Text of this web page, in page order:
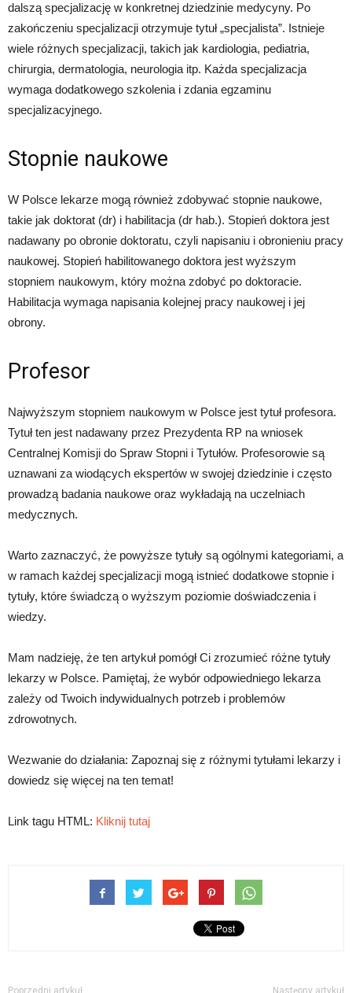
dalszą specjalizację w konkretnej dziedzinie medycyny. Po
zakończeniu specjalizacji otrzymuje tytuł „specjalista”. Istnieje
wiele różnych specjalizacji, takich jak kardiologia, pediatria,
chirurgia, dermatologia, neurologia itp. Każda specjalizacja
wymaga dodatkowego szkolenia i zdania egzaminu
specjalizacyjnego.
Stopnie naukowe
W Polsce lekarze mogą również zdobywać stopnie naukowe,
takie jak doktorat (dr) i habilitacja (dr hab.). Stopień doktora jest
nadawany po obronie doktoratu, czyli napisaniu i obronieniu pracy
naukowej. Stopień habilitowanego doktora jest wyższym
stopniem naukowym, który można zdobyć po doktoracie.
Habilitacja wymaga napisania kolejnej pracy naukowej i jej
obrony.
Profesor
Najwyższym stopniem naukowym w Polsce jest tytuł profesora.
Tytuł ten jest nadawany przez Prezydenta RP na wniosek
Centralnej Komisji do Spraw Stopni i Tytułów. Profesorowie są
uznawani za wiodących ekspertów w swojej dziedzinie i często
prowadzą badania naukowe oraz wykładają na uczelniach
medycznych.
Warto zaznaczyć, że powyższe tytuły są ogólnymi kategoriami, a
w ramach każdej specjalizacji mogą istnieć dodatkowe stopnie i
tytuły, które świadczą o wyższym poziomie doświadczenia i
wiedzy.
Mam nadzieję, że ten artykuł pomógł Ci zrozumieć różne tytuły
lekarzy w Polsce. Pamiętaj, że wybór odpowiedniego lekarza
zależy od Twoich indywidualnych potrzeb i problemów
zdrowotnych.
Wezwanie do działania: Zapoznaj się z różnymi tytułami lekarzy i
dowiedz się więcej na ten temat!
Link tagu HTML: Kliknij tutaj